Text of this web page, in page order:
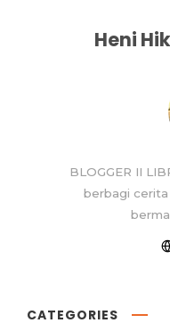
Heni
BLOGGER II
berbagi
CATEGORIES